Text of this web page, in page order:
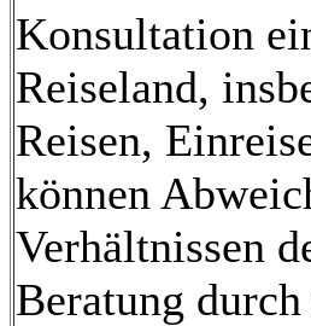
Konsultation
Reiseland,
Reisen,
können
Verhältnissen
Beratung